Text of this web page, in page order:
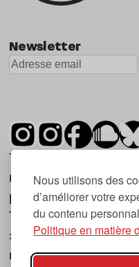
Nous utilisons des
d’améliorer votre
du contenu
Politique en matière
Newsletter
Tsugi est un mensuel
musique et les
première parution
Tsugi en japonais
», ce qui correspond
magazine, à l’affût